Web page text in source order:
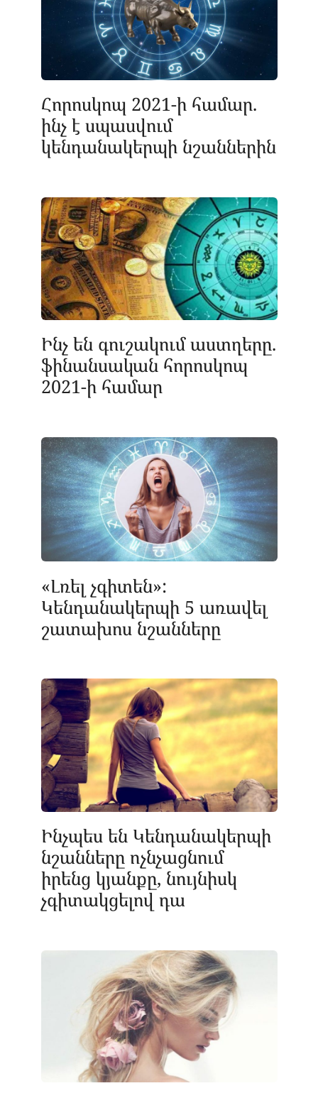
Հորոսկոպ 2021-ի համար.
ինչ է սպասվում
կենդանակերպի նշաններին
Ինչ են գուշակում աստղերը.
ֆինանսական հորոսկոպ
2021-ի համար
«Լռել չգիտեն»:
Կենդանակերպի 5 առավել
շատախոս նշանները
Ինչպես են Կենդանակերպի
նշանները ոչնչացնում
իրենց կյանքը, նույնիսկ
չգիտակցելով դա